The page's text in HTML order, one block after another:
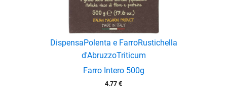
DispensaPolenta e FarroRustichella
d'AbruzzoTriticum
Farro Intero 500g
4.77 €